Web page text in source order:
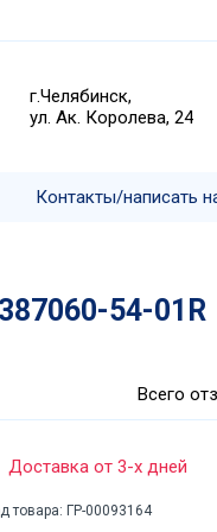
г.Челябинск,
ул. Ак. Королева, 24
Контакты/написать
54-01R
Всего
Доставка от 3-х дней
товара: ГР-00093164